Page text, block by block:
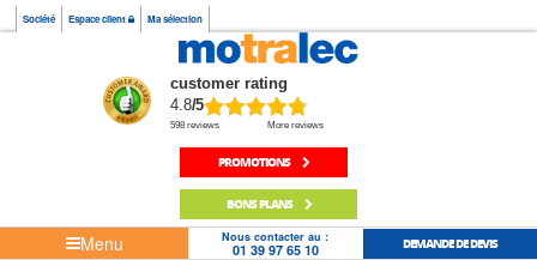
Société Espace client Ma sélection
customer rating
4.8/5
598 reviews More reviews
PROMOTIONS
BONS PLANS
Menu Nous contacter au :
01 39 97 65 10 DEMANDE DE DEVIS